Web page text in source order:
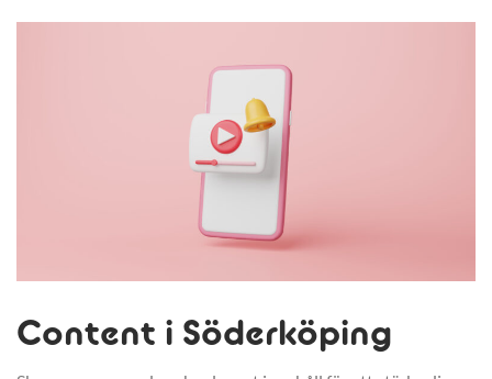
Content i Söderköping